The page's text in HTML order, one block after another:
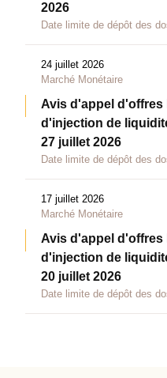
2026
Date limite de dépôt des
24 juillet 2026
Marché Monétaire
Avis d'appel d'offres
d'injection de
27 juillet 2026
Date limite de dépôt des
17 juillet 2026
Marché Monétaire
Avis d'appel d'offres
d'injection de
20 juillet 2026
Date limite de dépôt des